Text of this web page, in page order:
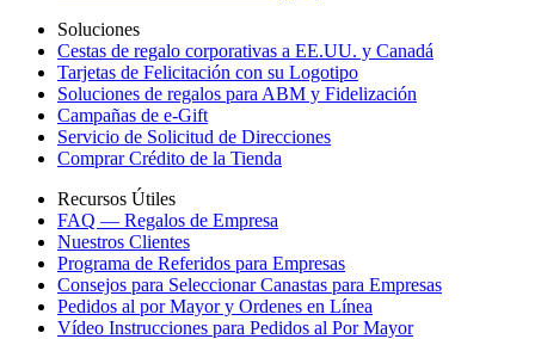
Soluciones
Cestas de regalo corporativas a EE.UU. y Canadá
Tarjetas de Felicitación con su Logotipo
Soluciones de regalos para ABM y Fidelización
Campañas de e-Gift
Servicio de Solicitud de Direcciones
Comprar Crédito de la Tienda
Recursos Útiles
FAQ — Regalos de Empresa
Nuestros Clientes
Programa de Referidos para Empresas
Consejos para Seleccionar Canastas para Empresas
Pedidos al por Mayor y Ordenes en Línea
Vídeo Instrucciones para Pedidos al Por Mayor